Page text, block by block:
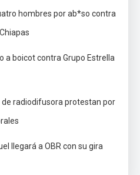
hombres por ab*so contra
a boicot contra Grupo Estrella
de radiodifusora protestan por
llegará a OBR con su gira